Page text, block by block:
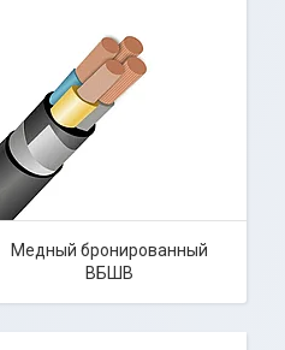
Медный бронированный
ВБШВ